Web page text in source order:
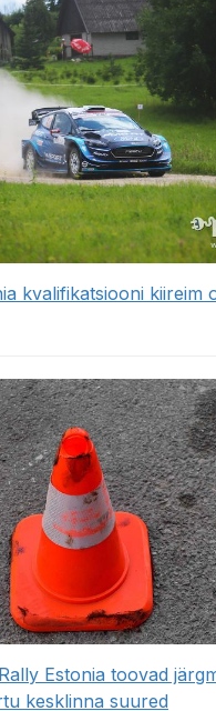
kvalifikatsiooni kiireim
Estonia toovad
kesklinna suured